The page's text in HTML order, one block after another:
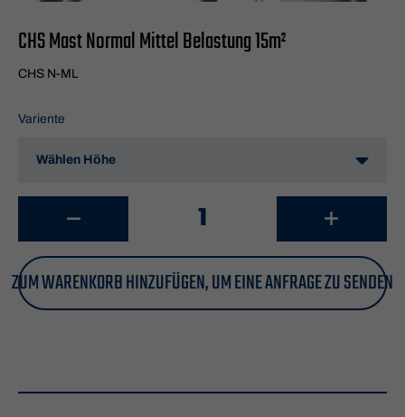
CHS Mast Normal Mittel Belastung 15m²
CHS N-ML
Variente
ZUM WARENKORB HINZUFÜGEN, UM EINE ANFRAGE ZU SENDEN